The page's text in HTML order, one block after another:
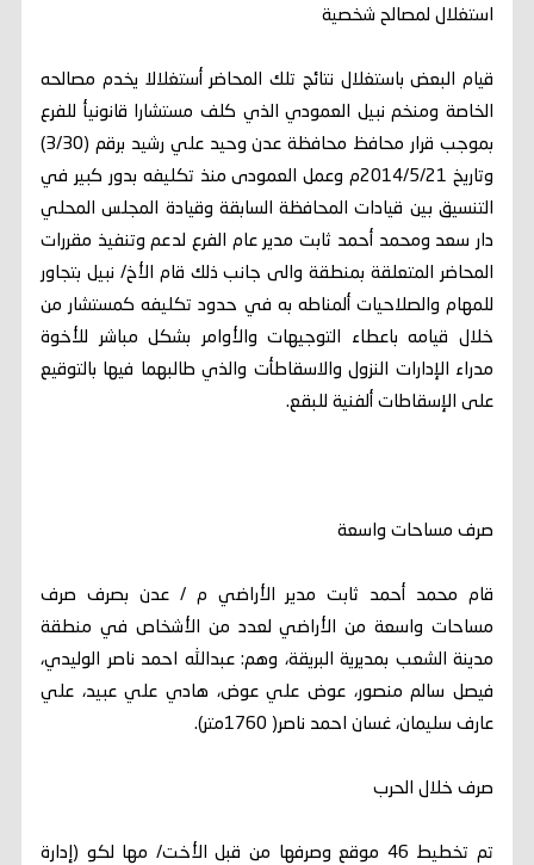
استغلال لمصالح شخصية
قيام البعض باستغلال نتائج تلك المحاضر أستغلالا يخدم مصالحه
الخاصة ومنخم نبيل العمودي الذي كلف مستشارا قانونيأ للفرع
بموجب قرار محافظ محافظة عدن وحيد علي رشيد برقم (3/30)
وتاريخ 2014/5/21م وعمل العمودى منذ تكليفه بدور كبير في
التنسيق بين قيادات المحافظة السابقة وقيادة المجلس المحلي
دار سعد ومحمد أحمد ثابت مدير عام الفرع لدعم وتنفيذ مقررات
المحاضر المتعلقة بمنطقة والى جانب ذلك قام الأخ/ نبيل بتجاور
للمهام والصلاحيات ألمناطه به في حدود تكليفه كمستشار من
خلال قيامه باعطاء التوجيهات والأوامر بشكل مباشر للأخوة
مدراء الإدارات النزول والاسقاطأت والذي طالبهما فيها بالتوقيع
على الإسقاطات ألفنية للبقع.
صرف مساحات واسعة
قام محمد أحمد ثابت مدير الأراضي م / عدن بصرف صرف
مساحات واسعة من الأراضي لعدد من الأشخاص في منطقة
مدينة الشعب بمديرية البريقة، وهم: عبدالله احمد ناصر الوليدي،
فيصل سالم منصور، عوض علي عوض، هادي علي عبيد، علي
عارف سليمان، غسان احمد ناصر( 1760متر).
صرف خلال الحرب
تم تخطيط 46 موقع وصرفها من قبل الأخت/ مها لكو (إدارة